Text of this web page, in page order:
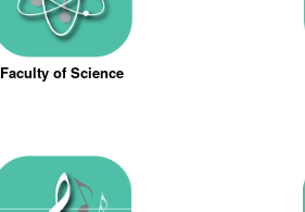
Faculty of Science